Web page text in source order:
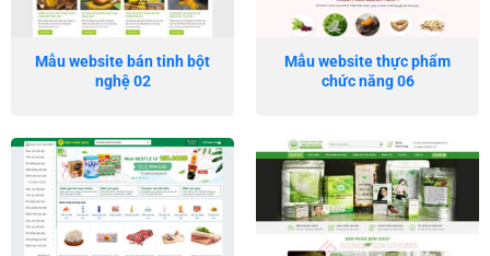
Mẫu website bán tinh bột
nghệ 02
Mẫu website thực phẩm
chức năng 06